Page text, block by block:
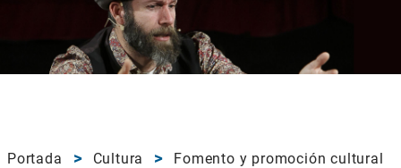
Portada Cultura Fomento y promoción cultural